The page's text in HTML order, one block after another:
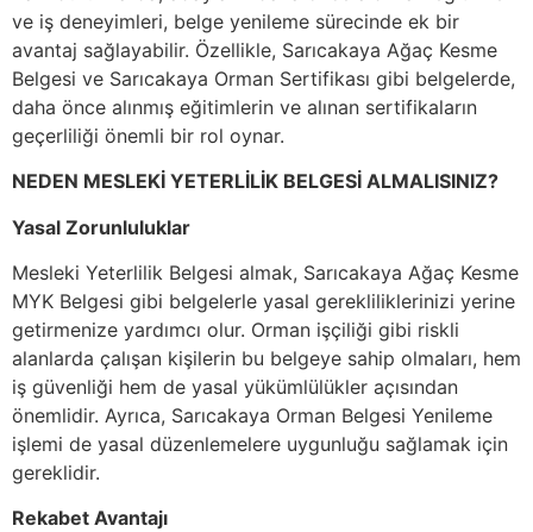
ve iş deneyimleri, belge yenileme sürecinde ek bir
avantaj sağlayabilir. Özellikle, Sarıcakaya Ağaç Kesme
Belgesi ve Sarıcakaya Orman Sertifikası gibi belgelerde,
daha önce alınmış eğitimlerin ve alınan sertifikaların
geçerliliği önemli bir rol oynar.
NEDEN MESLEKİ YETERLİLİK BELGESİ ALMALISINIZ?
Yasal Zorunluluklar
Mesleki Yeterlilik Belgesi almak, Sarıcakaya Ağaç Kesme
MYK Belgesi gibi belgelerle yasal gerekliliklerinizi yerine
getirmenize yardımcı olur. Orman işçiliği gibi riskli
alanlarda çalışan kişilerin bu belgeye sahip olmaları, hem
iş güvenliği hem de yasal yükümlülükler açısından
önemlidir. Ayrıca, Sarıcakaya Orman Belgesi Yenileme
işlemi de yasal düzenlemelere uygunluğu sağlamak için
gereklidir.
Rekabet Avantajı